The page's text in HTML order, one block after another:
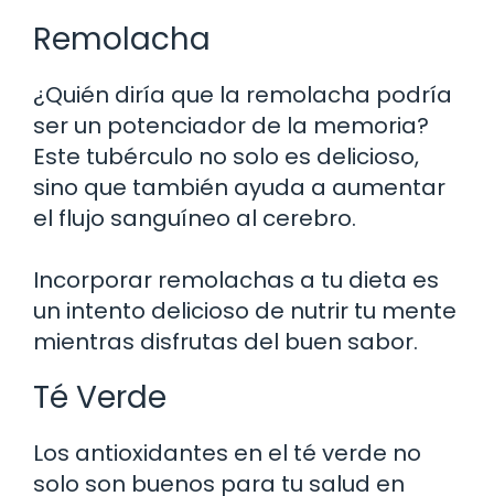
Remolacha
¿Quién diría que la remolacha podría
ser un potenciador de la memoria?
Este tubérculo no solo es delicioso,
sino que también ayuda a aumentar
el flujo sanguíneo al cerebro.
Incorporar remolachas a tu dieta es
un intento delicioso de nutrir tu mente
mientras disfrutas del buen sabor.
Té Verde
Los antioxidantes en el té verde no
solo son buenos para tu salud en